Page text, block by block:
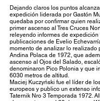
Dejando claros los puntos
expedición liderada por Gastón
quedaba por confirmar quien
primer ascenso al Tres Cruces
releyendo informes de expedición
publicaciones de Evelio
momento de analizar lo realizado
Andina Polaca de 1972, que
ascenso al Ojos del Salado,
denominaron Pico Polonia y que
6030 metros de altitud.
Maciej Kuczyński fue el líder de
europeos y publico un extenso
Taternik Nro 3 Temporada 1972.